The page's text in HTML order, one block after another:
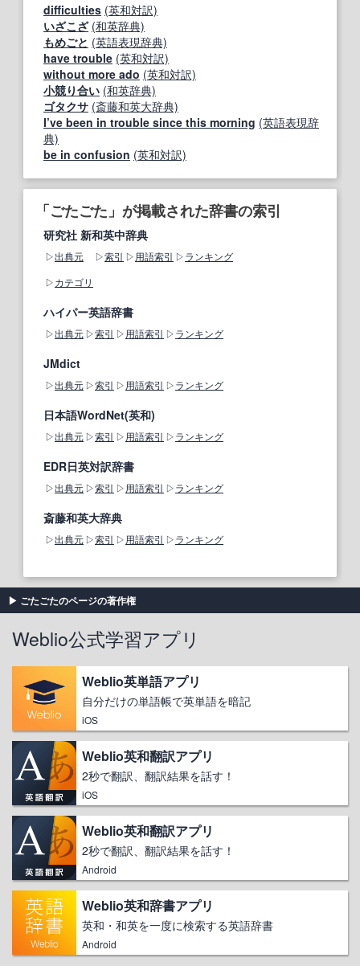
difficulties (英和対訳)
いざこざ (和英辞典)
もめごと (英語表現辞典)
have trouble (英和対訳)
without more ado (英和対訳)
小競り合い (和英辞典)
ゴタクサ (斎藤和英大辞典)
I’ve been in trouble since this morning (英語表現辞
典)
be in confusion (英和対訳)
「ごたごた」が掲載された辞書の索引
研究社 新和英中辞典
出典元 索引 用語索引
ランキング
カテゴリ
ハイパー英語辞書
出典元 索引 用語索引 ランキング
JMdict
出典元 索引 用語索引 ランキング
日本語WordNet(英和)
出典元 索引 用語索引 ランキング
EDR日英対訳辞書
出典元 索引 用語索引 ランキング
斎藤和英大辞典
出典元 索引 用語索引 ランキング
ごたごたのページの著作権
Weblio公式学習アプリ
Weblio英単語アプリ
自分だけの単語帳で英単語を暗記
iOS
Weblio英和翻訳アプリ
2秒で翻訳、翻訳結果を話す！
iOS
Weblio英和翻訳アプリ
2秒で翻訳、翻訳結果を話す！
Android
Weblio英和辞書アプリ
英和・和英を一度に検索する英語辞書
Android